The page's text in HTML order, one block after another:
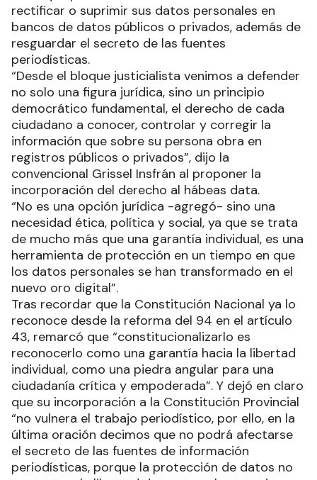
rectificar o suprimir sus datos personales en
bancos de datos públicos o privados, además de
resguardar el secreto de las fuentes
periodísticas.
“Desde el bloque justicialista venimos a defender
no solo una figura jurídica, sino un principio
democrático fundamental, el derecho de cada
ciudadano a conocer, controlar y corregir la
información que sobre su persona obra en
registros públicos o privados”, dijo la
convencional Grissel Insfrán al proponer la
incorporación del derecho al hábeas data.
“No es una opción jurídica -agregó- sino una
necesidad ética, política y social, ya que se trata
de mucho más que una garantía individual, es una
herramienta de protección en un tiempo en que
los datos personales se han transformado en el
nuevo oro digital”.
Tras recordar que la Constitución Nacional ya lo
reconoce desde la reforma del 94 en el artículo
43, remarcó que “constitucionalizarlo es
reconocerlo como una garantía hacia la libertad
individual, como una piedra angular para una
ciudadanía crítica y empoderada”. Y dejó en claro
que su incorporación a la Constitución Provincial
“no vulnera el trabajo periodístico, por ello, en la
última oración decimos que no podrá afectarse
el secreto de las fuentes de información
periodísticas, porque la protección de datos no